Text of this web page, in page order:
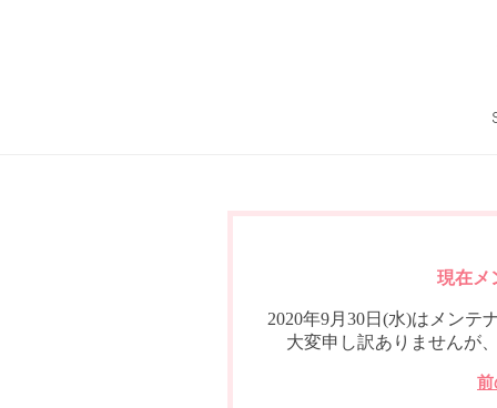
現在メ
2020年9月30日(水)はメンテ
大変申し訳ありませんが
前